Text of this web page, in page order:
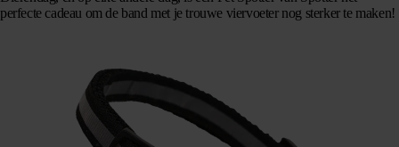
perfecte cadeau om de band met je trouwe viervoeter nog sterker te maken!